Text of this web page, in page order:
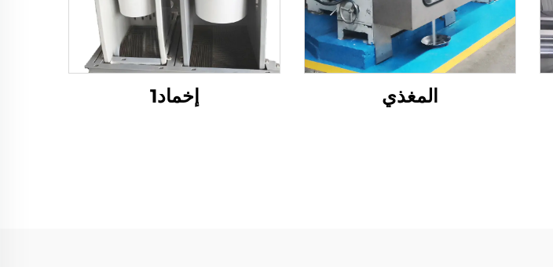
المغذي إخماد1